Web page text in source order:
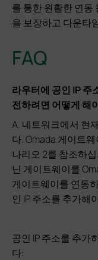
를 통한 원활한 연동
을 보장하고 다운타
FAQ
라우터에 공인 IP 주
전하려면 어떻게 해
A. 네트워크에서 현
다. Omada 게이트
나리오 2를 참조하
닌 게이트웨이를
게이트웨이를 연동
인 IP 주소를 추가해
공인 IP 주소를 추가
다: